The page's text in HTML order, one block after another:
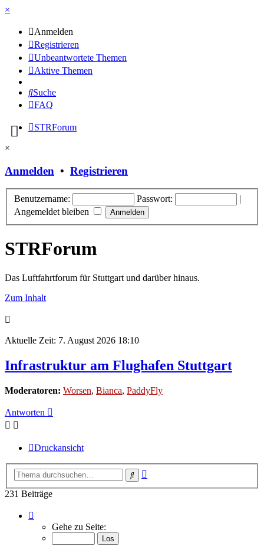
×
Anmelden
Registrieren
Unbeantwortete Themen
Aktive Themen
Suche
FAQ
STRForum
×
Anmelden • Registrieren
Benutzername: Passwort:
|
Angemeldet bleiben
STRForum
Das Luftfahrtforum für Stuttgart und darüber hinaus.
Zum Inhalt
Aktuelle Zeit: 7. August 2026 18:10
Infrastruktur am Flughafen Stuttgart
Moderatoren: Worsen, Bianca, PaddyFly
Antworten
Druckansicht
Suche
231 Beiträge
16
von
Gehe zu Seite: